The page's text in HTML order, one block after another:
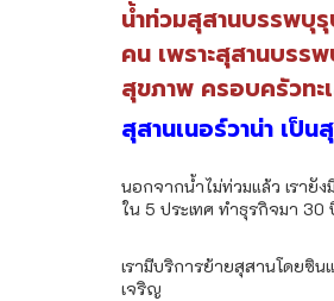
น้ำท่วมสุสานบรรพบุ
คน เพราะสุสานบรร
สุขภาพ ครอบครัวทะ
สุสานเนอร์วาน่า เป็
นอกจากน้ำไม่ท่วมแล้ว เรายั
ใน 5 ประเทศ ทำธุรกิจมา
เรามีบริการย้ายสุสานโดยซิ
เจริญ